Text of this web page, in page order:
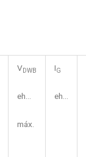
VDWB
eh...
máx.
IG
eh...